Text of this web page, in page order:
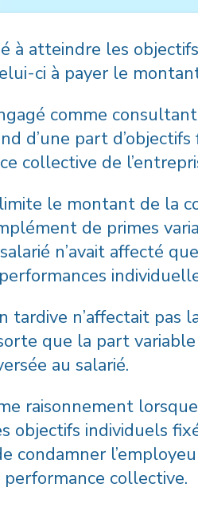
à atteindre les
ci à payer le
comme
d’une part
collective de
le montant de la
de primes
n’avait affecté
tardive n’affectait pas
que la part
au salarié.
raisonnement
objectifs individuels
condamner
collective.